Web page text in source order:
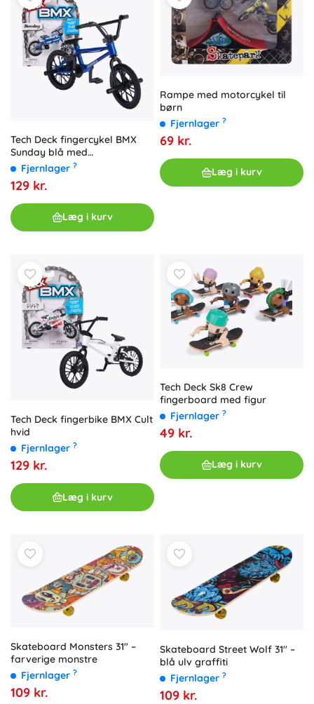
Tech Deck fingercykel BMX
Sunday blå med
klistermærker
Fjernlager ?
129 kr.
Læg i kurv
Rampe med motorcykel til
børn
Fjernlager ?
69 kr.
Læg i kurv
Tech Deck fingerbike BMX Cult
hvid
Fjernlager ?
129 kr.
Læg i kurv
Tech Deck Sk8 Crew
fingerboard med figur
Fjernlager ?
49 kr.
Læg i kurv
Skateboard Monsters 31" –
farverige monstre
Fjernlager ?
109 kr.
Skateboard Street Wolf 31" –
blå ulv graffiti
Fjernlager ?
109 kr.